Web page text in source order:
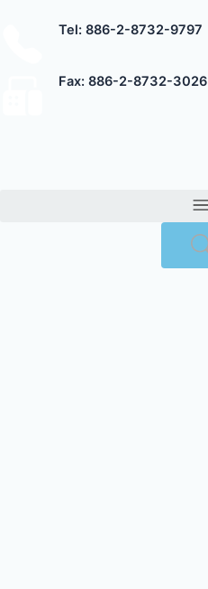
Tel: 886-2-8732-9797
Fax: 886-2-8732-3026